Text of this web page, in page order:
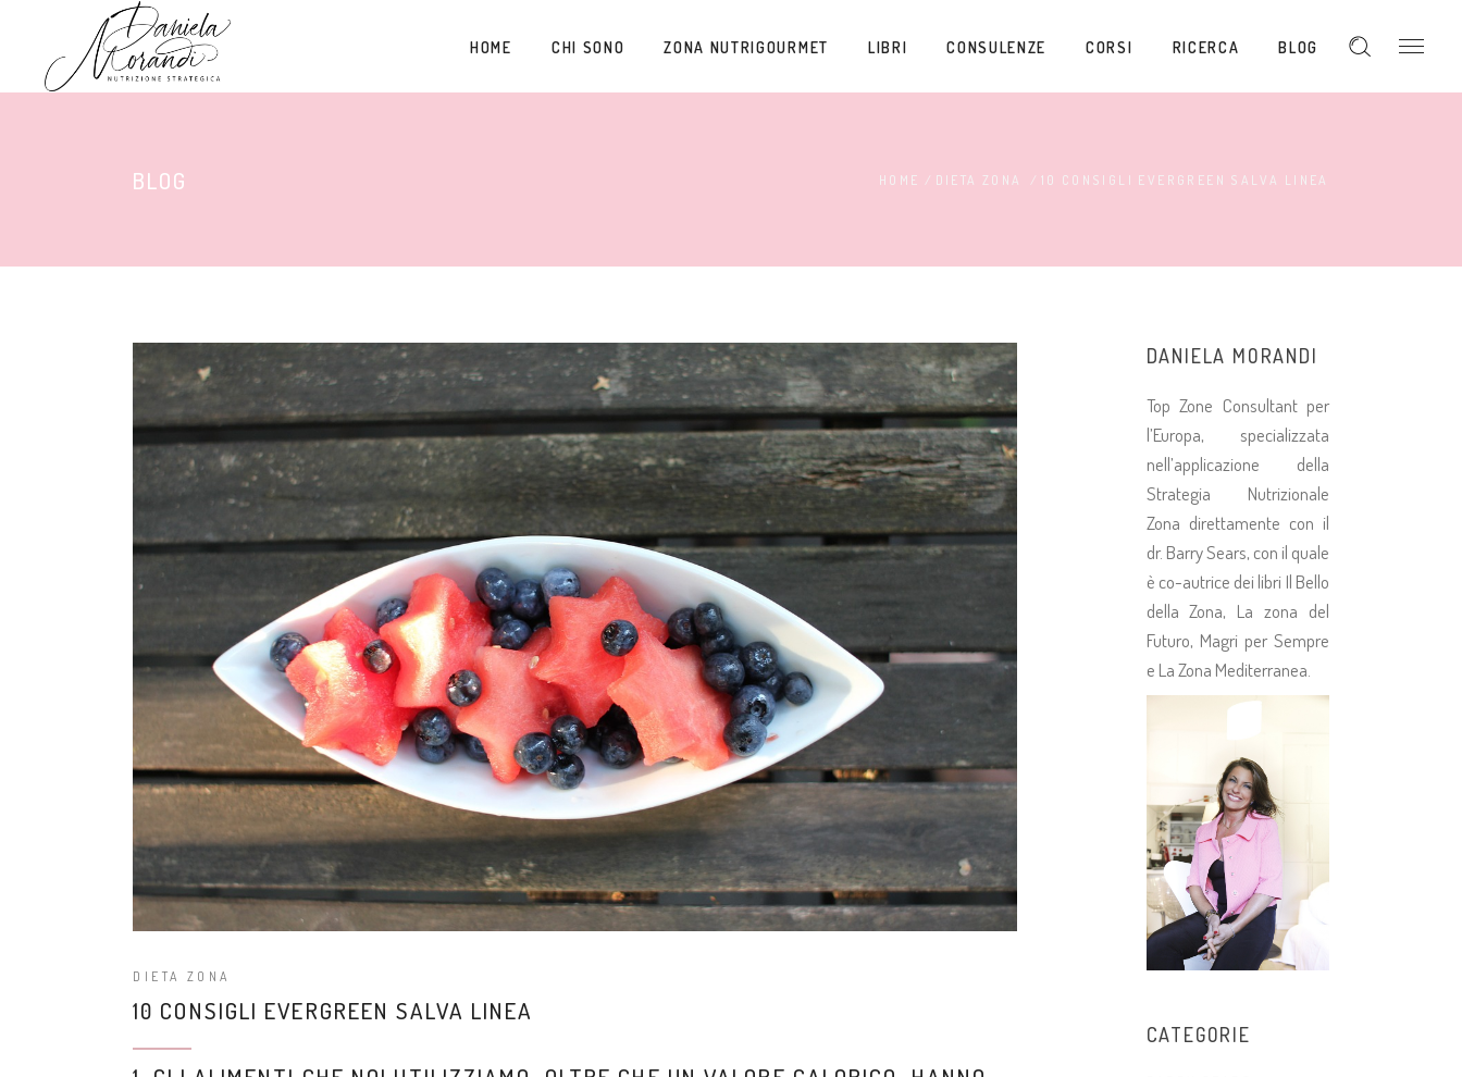
HOME CHI SONO ZONA NUTRIGOURMET LIBRI CONSULENZE CORSI RICERCA BLOG
BLOG HOME / DIETA ZONA / 10 CONSIGLI EVERGREEN SALVA LINEA
DIETA ZONA
10 CONSIGLI EVERGREEN SALVA LINEA
DANIELA MORANDI
Top Zone Consultant per
l’Europa, specializzata
nell’applicazione della
Strategia Nutrizionale
Zona direttamente con il
dr. Barry Sears, con il quale
è co-autrice dei libri Il Bello
della Zona, La zona del
Futuro, Magri per Sempre
e La Zona Mediterranea.
CATEGORIE